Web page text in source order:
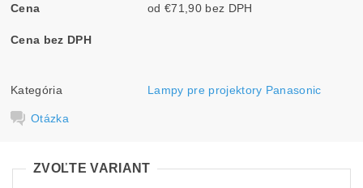
Cena od €71,90 bez DPH
Cena bez DPH
Kategória Lampy pre projektory Panasonic
Otázka
ZVOĽTE VARIANT